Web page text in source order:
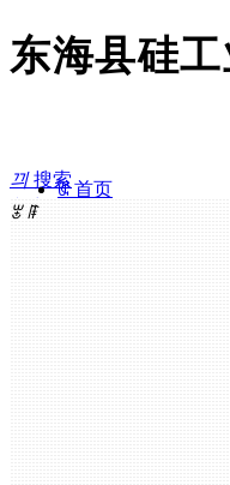
东海县硅
끠 搜索
文章
ꀇ 首页
ꂃ ꁹ